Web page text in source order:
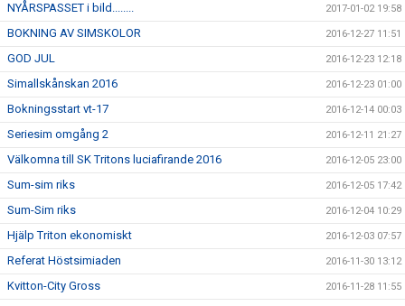
NYÅRSPASSET i bild........ 2017-01-02 19:58
BOKNING AV SIMSKOLOR 2016-12-27 11:51
GOD JUL 2016-12-23 12:18
Simallskånskan 2016 2016-12-23 01:00
Bokningsstart vt-17 2016-12-14 00:03
Seriesim omgång 2 2016-12-11 21:27
Välkomna till SK Tritons luciafirande 2016 2016-12-05 23:00
Sum-sim riks 2016-12-05 17:42
Sum-Sim riks 2016-12-04 10:29
Hjälp Triton ekonomiskt 2016-12-03 07:57
Referat Höstsimiaden 2016-11-30 13:12
Kvitton-City Gross 2016-11-28 11:55